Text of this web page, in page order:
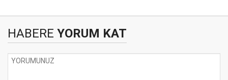
HABERE YORUM KAT